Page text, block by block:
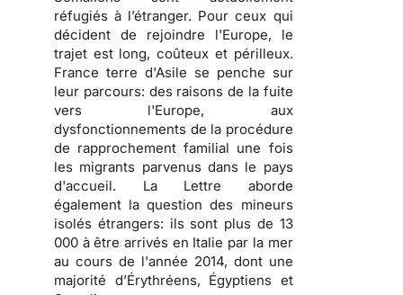
réfugiés à l’étranger. Pour ceux qui
décident de rejoindre l'Europe, le
trajet est long, coûteux et périlleux.
France terre d'Asile se penche sur
leur parcours: des raisons de la fuite
vers l'Europe, aux
dysfonctionnements de la procédure
de rapprochement familial une fois
les migrants parvenus dans le pays
d'accueil. La Lettre aborde
également la question des mineurs
isolés étrangers: ils sont plus de 13
000 à être arrivés en Italie par la mer
au cours de l'année 2014, dont une
majorité d’Érythréens, Égyptiens et